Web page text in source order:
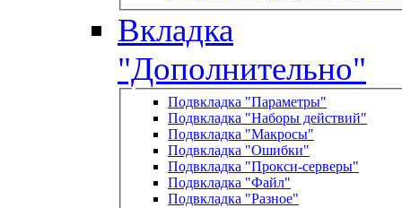
Вкладка
"Дополнительно"
Подвкладка "Параметры"
Подвкладка "Наборы действий"
Подвкладка "Макросы"
Подвкладка "Ошибки"
Подвкладка "Прокси-серверы"
Подвкладка "Файл"
Подвкладка "Разное"